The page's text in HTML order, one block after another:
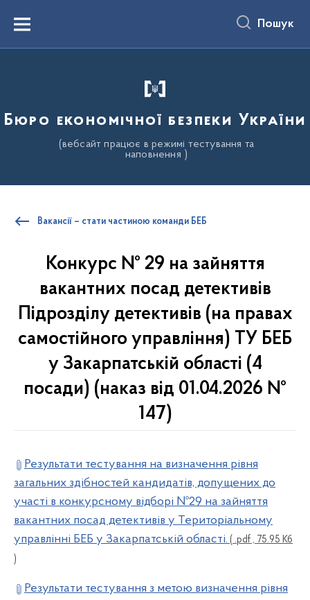
вмістуMenu Пошук
Бюро економічної безпеки України
(вебсайт працює в режимі тестування та
наповнення )
Вакансії – стати частиною команди БЕБ
Конкурс № 29 на зайняття
вакантних посад детективів
Підрозділу детективів (на правах
самостійного управління) ТУ БЕБ
у Закарпатській області (4
посади) (наказ від 01.04.2026 №
147)
Результати тестування на визначення рівня
загальних здібностей кандидатів, допущених до
участі в конкурсному відборі №29 на зайняття
вакантних посад детективів у Територіальному
управлінні БЕБ у Закарпатській області. ( .pdf , 75.95 Кб
)
Результати тестування з метою визначення рівня